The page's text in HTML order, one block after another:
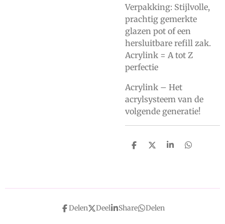
Verpakking: Stijlvolle,
prachtig gemerkte
glazen pot of een
hersluitbare refill zak.
Acrylink = A tot Z
perfectie
Acrylink – Het
acrylsysteem van de
volgende generatie!
D
D
S
D
Delen Deel Share Delen